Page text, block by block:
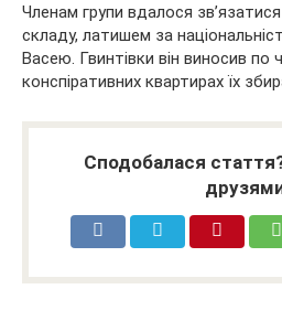
Членам групи вдалося
складу, латишем за
Васею. Гвинтівки він виносив по
конспіративних квартирах їх
Сподобалася